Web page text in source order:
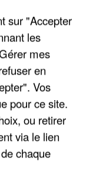
DE LA DZ
sur "Accepter
les
mes
en
Vos
pour ce site.
ou retirer
via le lien
chaque